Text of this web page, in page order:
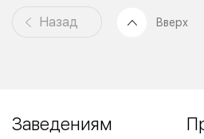
Назад Вверх
Заведениям